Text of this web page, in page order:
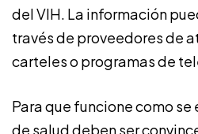
del VIH. La información
través de proveedores de
carteles o programas de
Para que funcione como se
de salud deben ser